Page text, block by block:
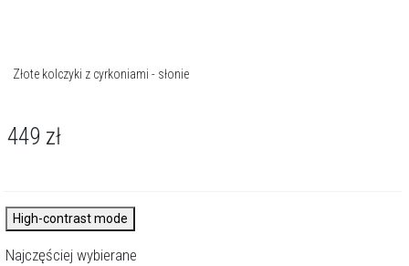
Złote kolczyki z cyrkoniami - słonie
449 zł
High-contrast mode
Najczęściej wybierane